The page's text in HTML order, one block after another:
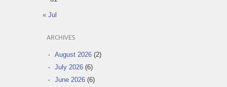
« Jul
ARCHIVES
August 2026 (2)
July 2026 (6)
June 2026 (6)